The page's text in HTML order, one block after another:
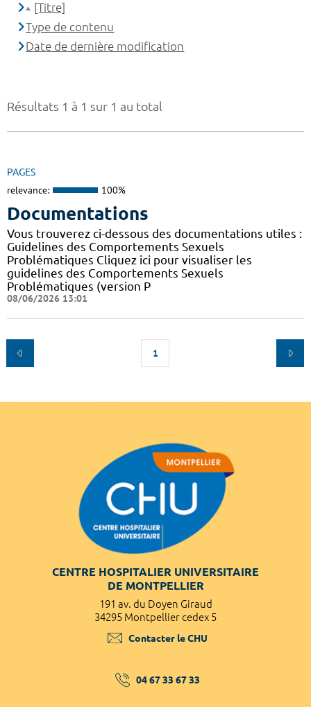
Résultats 1 à 1 sur 1 au total
PAGES
relevance: 100%
Documentations
Vous trouverez ci-dessous des documentations utiles :
Guidelines des Comportements Sexuels
Problématiques Cliquez ici pour visualiser les
guidelines des Comportements Sexuels
Problématiques (version P
08/06/2026 13:01
1
[Titre]
Type de contenu
Date de dernière modification
CENTRE HOSPITALIER UNIVERSITAIRE
DE MONTPELLIER
191 av. du Doyen Giraud
34295 Montpellier cedex 5
Contacter le CHU
04 67 33 67 33